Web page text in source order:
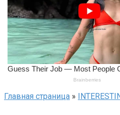
Главная страница »